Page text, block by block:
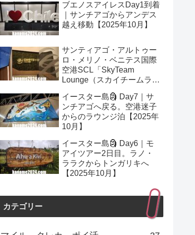
ブエノスアイレスDay1到着
｜サンチアゴからアンデス
越え移動【2025年10月】
サンティアゴ・アルトゥー
ロ・メリノ・ベニテス国際
空港SCL「SkyTeam
Lounge（スカイチームラウ
オリティパス可【2025年10
月】
イースター島🗿 Day7｜サ
ンチアゴへ戻る。空港迷子
からのラウンジ泊【2025年
10月】
イースター島🗿 Day6｜モ
アイツアー2日目。ラノ・
ララクからトンガリキへ
【2025年10月】
カテゴリー